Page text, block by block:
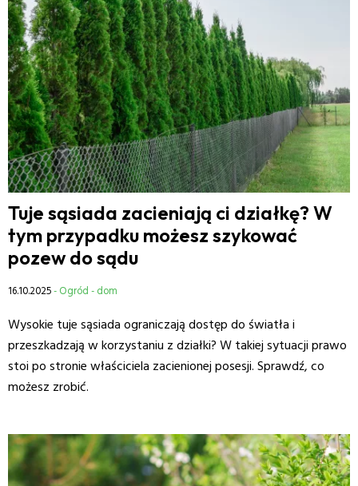
Tuje sąsiada zacieniają ci działkę? W
tym przypadku możesz szykować
pozew do sądu
16.10.2025- Ogród - dom
Wysokie tuje sąsiada ograniczają dostęp do światła i
przeszkadzają w korzystaniu z działki? W takiej sytuacji prawo
stoi po stronie właściciela zacienionej posesji. Sprawdź, co
możesz zrobić.